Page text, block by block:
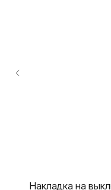
Накладка на
Розетки и выключатели